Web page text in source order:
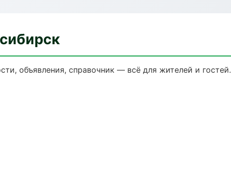
объявления, справочник — всё для жителей и гостей.